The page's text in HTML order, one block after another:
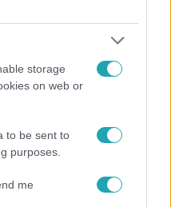
storage
on web or
to be sent to
purposes.
me